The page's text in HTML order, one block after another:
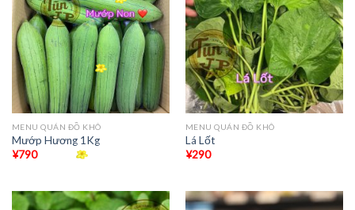
MENU QUÁN ĐỒ KHÔ
Mướp Hương 1Kg
¥790
MENU QUÁN ĐỒ KHÔ
Lá Lốt
¥290